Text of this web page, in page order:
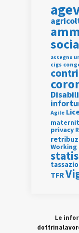
assegno
cigs
Disabili
Agile
privacy
Working
TFR
Le